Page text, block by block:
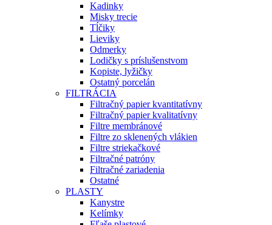
Kadinky
Misky trecie
Tĺčiky
Lieviky
Odmerky
Lodičky s príslušenstvom
Kopiste, lyžičky
Ostatný porcelán
FILTRÁCIA
Filtračný papier kvantitatívny
Filtračný papier kvalitatívny
Filtre membránové
Filtre zo sklenených vlákien
Filtre striekačkové
Filtračné patróny
Filtračné zariadenia
Ostatné
PLASTY
Kanystre
Kelímky